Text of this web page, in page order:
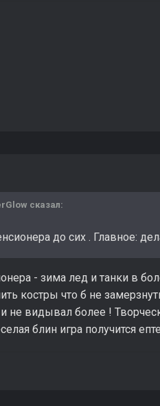
сказал:
до сих . Главное:
- зима лед и танки в
костры что б не
не видывал более !
блин игра получится